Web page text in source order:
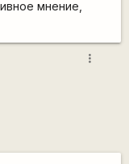
мнение,
more_vert